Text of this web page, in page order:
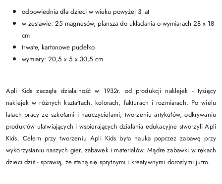
odpowiednia dla dzieci w wieku powyżej 3 lat
w zestawie: 25 magnesów, plansza do układania o wymiarach 28 x 18
cm
trwałe, kartonowe pudełko
wymiary: 20,5 x 5 x 30,5 cm
Apli Kids zaczęła działalność w 1932r. od produkcji naklejek - tysięcy
naklejek w różnych kształtach, kolorach, fakturach i rozmiarach. Po wielu
latach pracy ze szkołami i nauczycielami, tworzeniu artykułów, odkrywaniu
produktów ułatwiających i wspierających działania edukacyjne stworzyli Apli
Kids. Celem przy tworzeniu Apli Kids była nauka poprzez zabawę przy
wykorzystaniu naszych gier, zabawek i materiałów. Mądre zabawki w rękach
dzieci dziś - sprawią, że staną się sprytnymi i kreatywnymi dorosłymi jutro.